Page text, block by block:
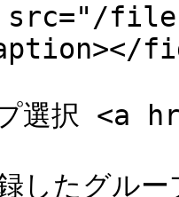
files/
選択
したグルー